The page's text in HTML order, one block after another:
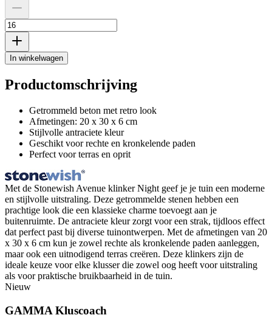
In winkelwagen
Productomschrijving
Getrommeld beton met retro look
Afmetingen: 20 x 30 x 6 cm
Stijlvolle antraciete kleur
Geschikt voor rechte en kronkelende paden
Perfect voor terras en oprit
Met de Stonewish Avenue klinker Night geef je je tuin een moderne
en stijlvolle uitstraling. Deze getrommelde stenen hebben een
prachtige look die een klassieke charme toevoegt aan je
buitenruimte. De antraciete kleur zorgt voor een strak, tijdloos effect
dat perfect past bij diverse tuinontwerpen. Met de afmetingen van 20
x 30 x 6 cm kun je zowel rechte als kronkelende paden aanleggen,
maar ook een uitnodigend terras creëren. Deze klinkers zijn de
ideale keuze voor elke klusser die zowel oog heeft voor uitstraling
als voor praktische bruikbaarheid in de tuin.
Nieuw
GAMMA Kluscoach